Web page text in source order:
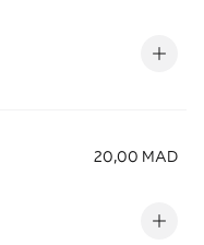
20,00 MAD